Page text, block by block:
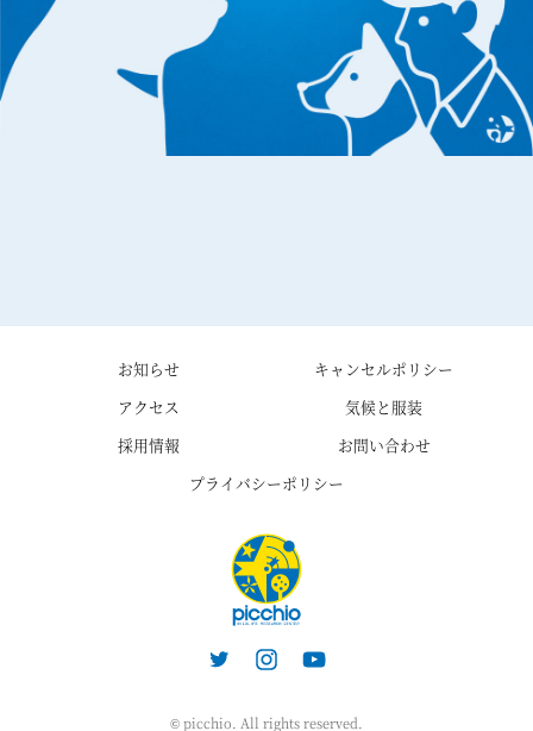
お知らせ
キャンセルポリシー
アクセス
気候と服装
採用情報
お問い合わせ
プライバシーポリシー
© picchio. All rights reserved.